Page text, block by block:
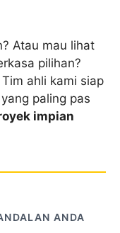
Atau mau lihat
pilihan?
Tim ahli kami siap
paling pas
impian
ANDA